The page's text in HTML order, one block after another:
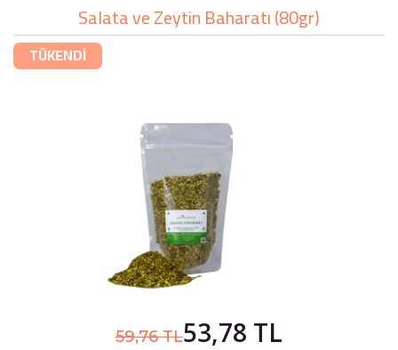
Salata ve Zeytin Baharatı (80gr)
TÜKENDİ
59,76 TL53,78 TL